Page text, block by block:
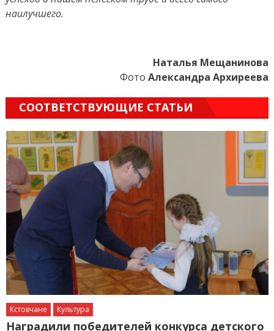
наилучшего.
Наталья Мещанинова
Фото Александра Архиреева
СООТВЕТСТВУЮЩИЕ СТАТЬИ
Кстовчане Культура
Наградили победителей конкурса детского